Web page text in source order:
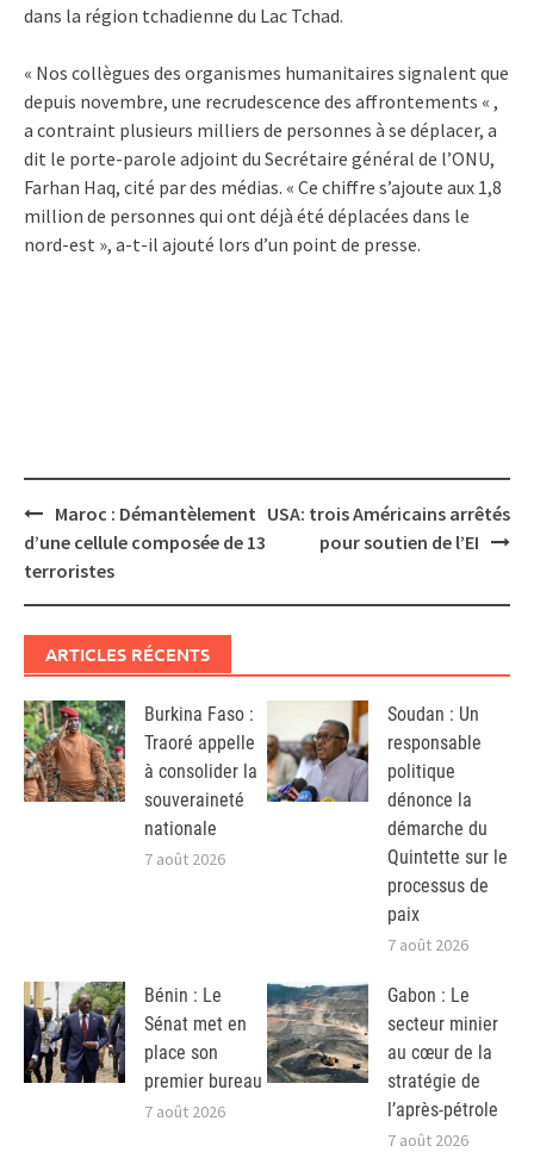
dans la région tchadienne du Lac Tchad.
« Nos collègues des organismes humanitaires signalent que
depuis novembre, une recrudescence des affrontements « ,
a contraint plusieurs milliers de personnes à se déplacer, a
dit le porte-parole adjoint du Secrétaire général de l’ONU,
Farhan Haq, cité par des médias. « Ce chiffre s’ajoute aux 1,8
million de personnes qui ont déjà été déplacées dans le
nord-est », a-t-il ajouté lors d’un point de presse.
Post
navigation
Maroc : Démantèlement
d’une cellule composée de 13
terroristes
USA: trois Américains arrêtés
pour soutien de l’EI
ARTICLES RÉCENTS
Burkina Faso :
Traoré appelle
à consolider la
souveraineté
nationale
7 août 2026
Soudan : Un
responsable
politique
dénonce la
démarche du
Quintette sur le
processus de
paix
7 août 2026
Bénin : Le
Sénat met en
place son
premier bureau
7 août 2026
Gabon : Le
secteur minier
au cœur de la
stratégie de
l’après-pétrole
7 août 2026